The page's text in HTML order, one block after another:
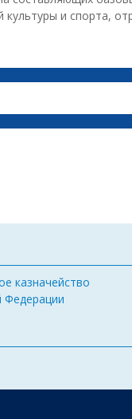
и спорта,
казначейство
Федерации